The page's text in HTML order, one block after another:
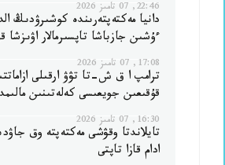
22:46, 07 تامىز 2026
دانيا مەكتەپتەرىندە كوشىرۋدىڭ
ءۇشىن جازباشا تاپسىرمالار اۋىزشا
17:08, 07 تامىز 2026
ترامپ ا ق ش-تا تۋۋ ارقىلى
قۇقىعىن جويعىسى كەلەتىنىن
16:30, 07 تامىز 2026
تايلاندتا وقۋشى مەكتەپتە وق
ادام قازا تاپتى